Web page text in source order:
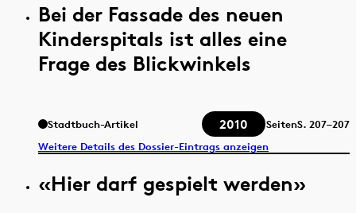
Bei der Fassade des neuen
Kinderspitals ist alles eine
Frage des Blickwinkels
Stadtbuch-Artikel 2010 SeitenS. 207–207
Weitere Details des Dossier-Eintrags anzeigen
«Hier darf gespielt werden»